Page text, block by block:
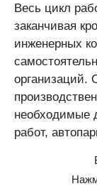
Весь цикл
заканчивая
инженерных
необходимые
работ,